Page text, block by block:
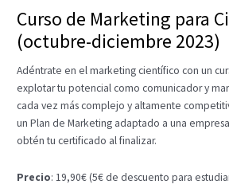
Curso de Marketing para
(octubre-diciembre 2023)
Adéntrate en el marketing científico con un
explotar tu potencial como comunicador y
cada vez más complejo y altamente
un Plan de Marketing adaptado a una
obtén tu certificado al finalizar.
Precio: 19,90€ (5€ de descuento para